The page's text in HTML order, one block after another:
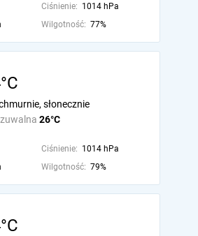
Ciśnienie: 1014 hPa
Wilgotność: 77%
26°C
słonecznie
Ciśnienie: 1014 hPa
Wilgotność: 79%